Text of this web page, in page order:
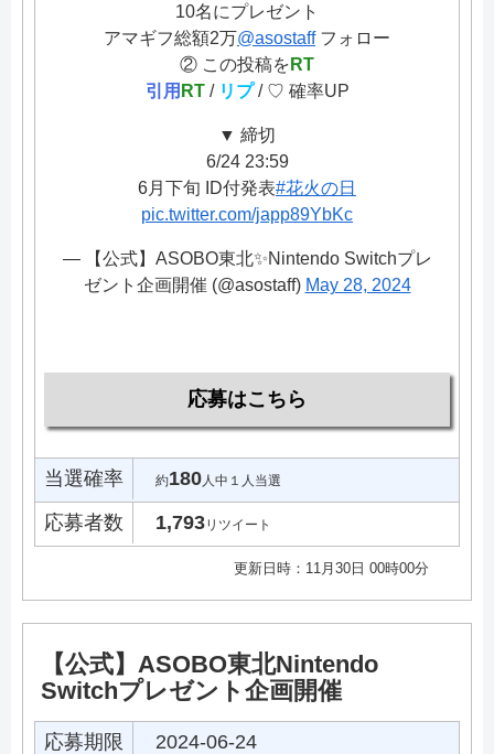
10名にプレゼント
アマギフ総額2万@asostaffフォロー
② この投稿を RT
引用 RT/ リプ/ ♡ 確率UP
▼ 締切
6/24 23:59
6月下旬 ID付発表#花火の日
pic.twitter.com/japp89YbKc
— 【公式】ASOBO東北✨Nintendo Switchプレ
ゼント企画開催 (@asostaff) May 28, 2024
応募はこちら
当選確率 約180人中１人当選
応募者数 1,793リツイート
更新日時：11月30日 00時00分
【公式】ASOBO東北Nintendo
Switchプレゼント企画開催
応募期限 2024-06-24